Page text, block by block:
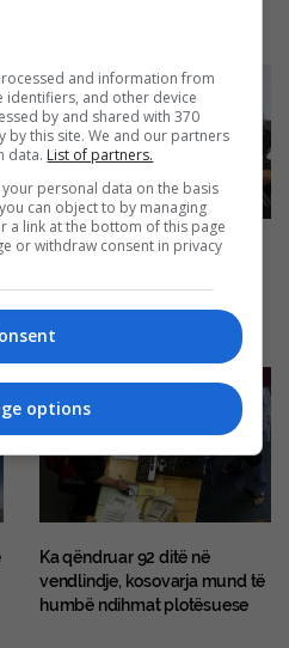
Sulmet e Houthi-t thuhet se
Ka qëndruar 92 ditë në
vendlindje, kosovarja mund të
humbë ndihmat plotësuese
and information from
identifiers, and other device
by and shared with 370
by this site. We and our partners
data. List of partners.
personal data on the basis
can object to by managing
a link at the bottom of this page
or withdraw consent in privacy
options